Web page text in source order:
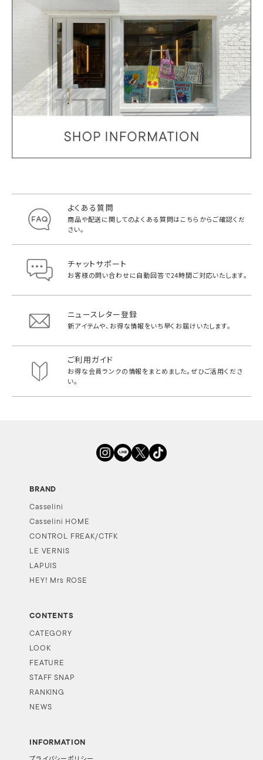
よくある質問
商品や配送に関してのよくある質問はこちらからご確認くだ
さい。
チャットサポート
お客様の問い合わせに自動回答で24時間ご対応いたします。
ニュースレター登録
新アイテムや、お得な情報をいち早く お届けいたします。
ご利用ガイド
お得な会員ランクの情報をまとめました。ぜひご活用くださ
い。
BRAND
Casselini
Casselini HOME
CONTROL FREAK/CTFK
LE VERNIS
LAPUIS
HEY! Mrs ROSE
CONTENTS
CATEGORY
LOOK
FEATURE
STAFF SNAP
RANKING
NEWS
INFORMATION